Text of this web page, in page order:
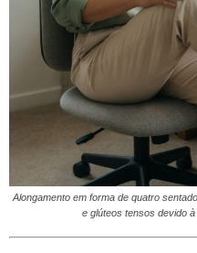
Alongamento em forma de quatro
e glúteos tensos devido